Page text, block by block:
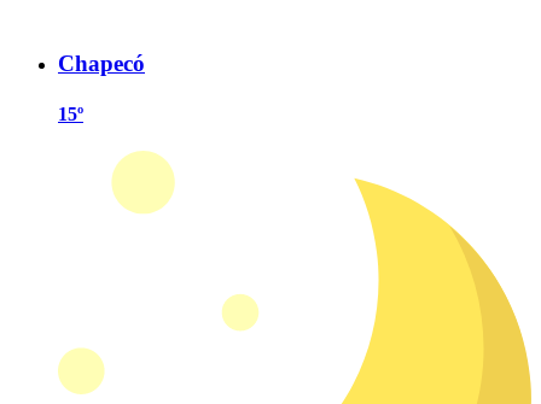
Chapecó
15º